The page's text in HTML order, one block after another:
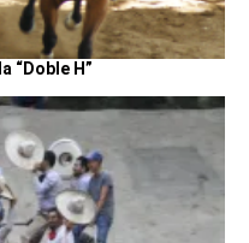
“Doble H”